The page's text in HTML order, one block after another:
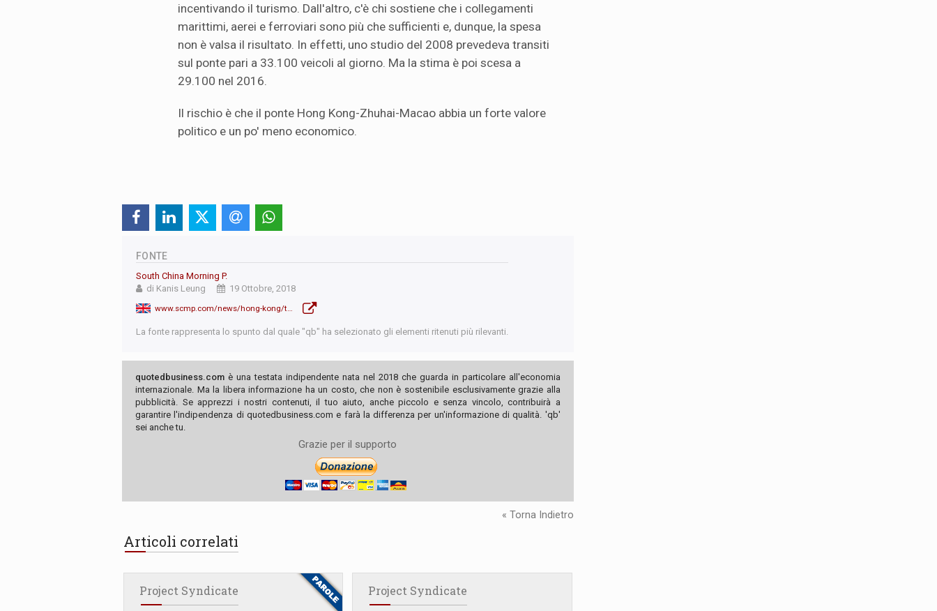
incentivando il turismo. Dall'altro, c'è chi sostiene che i collegamenti
marittimi, aerei e ferroviari sono più che sufficienti e, dunque, la spesa
non è valsa il risultato. In effetti, uno studio del 2008 prevedeva transiti
sul ponte pari a 33.100 veicoli al giorno. Ma la stima è poi scesa a
29.100 nel 2016.
Il rischio è che il ponte Hong Kong-Zhuhai-Macao abbia un forte valore
politico e un po' meno economico.
FONTE
South China Morning P.
di Kanis Leung
19 Ottobre, 2018
La fonte rappresenta lo spunto dal quale "qb" ha selezionato gli elementi ritenuti più rilevanti.
quotedbusiness.com è una testata indipendente nata nel 2018 che guarda in particolare all'economia
internazionale. Ma la libera informazione ha un costo, che non è sostenibile esclusivamente grazie alla
pubblicità. Se apprezzi i nostri contenuti, il tuo aiuto, anche piccolo e senza vincolo, contribuirà a
garantire l'indipendenza di quotedbusiness.com e farà la differenza per un'informazione di qualità. 'qb'
sei anche tu.
Grazie per il supporto
« Torna Indietro
Articoli correlati
Project Syndicate Project Syndicate